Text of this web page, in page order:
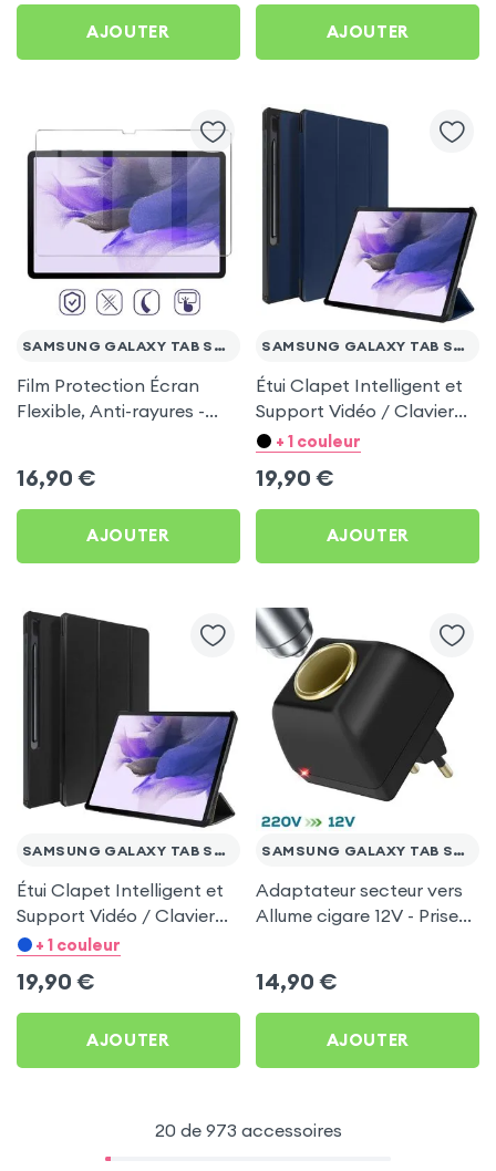
AJOUTER
FE
AJOUTER
SAMSUNG GALAXY TAB S7 FE
Film Protection Écran
Flexible, Anti-rayures -
FE
16,90 €
AJOUTER
SAMSUNG GALAXY TAB S7 FE
Étui Clapet Intelligent et
Support Vidéo / Clavier
Bleu pour Samsung
+ 1 couleur
19,90 €
AJOUTER
SAMSUNG GALAXY TAB S7 FE
Étui Clapet Intelligent et
Support Vidéo / Clavier
Noir pour Samsung
+ 1 couleur
19,90 €
AJOUTER
SAMSUNG GALAXY TAB S7 FE
Adaptateur secteur vers
Allume cigare 12V - Prise
14,90 €
AJOUTER
20 de 973 accessoires